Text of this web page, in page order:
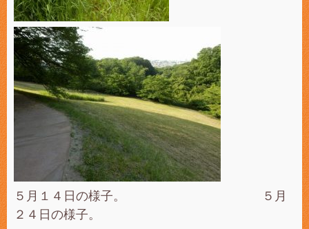
５月１４日の様子。 ５月
２４日の様子。